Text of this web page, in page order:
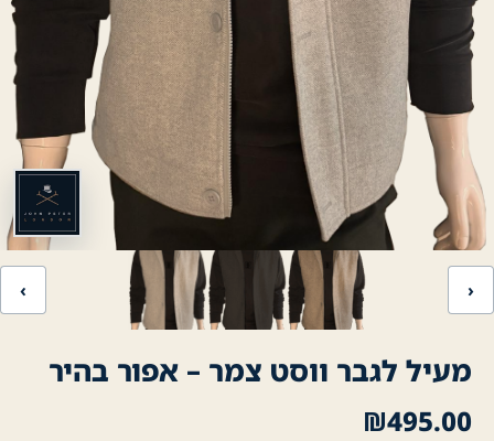
‹ ›
מעיל לגבר ווסט צמר – אפור בהיר
₪495.00